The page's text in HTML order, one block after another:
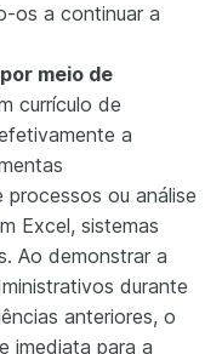
os a continuar a
meio de
currículo de
a
ou análise
Excel, sistemas
Ao demonstrar a
durante
anteriores, o
imediata para a